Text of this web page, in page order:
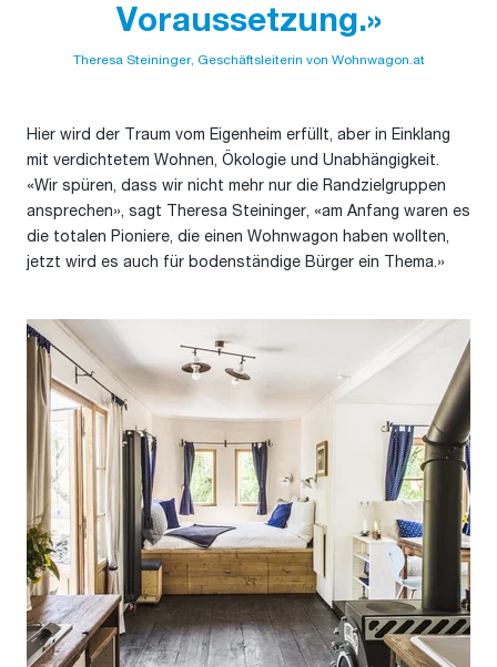
Voraussetzung.»
Theresa Steininger, Geschäftsleiterin von Wohnwagon.at
Hier wird der Traum vom Eigenheim erfüllt, aber in Einklang
mit verdichtetem Wohnen, Ökologie und Unabhängigkeit.
«Wir spüren, dass wir nicht mehr nur die Randzielgruppen
ansprechen», sagt Theresa Steininger, «am Anfang waren es
die totalen Pioniere, die einen Wohnwagon haben wollten,
jetzt wird es auch für bodenständige Bürger ein Thema.»